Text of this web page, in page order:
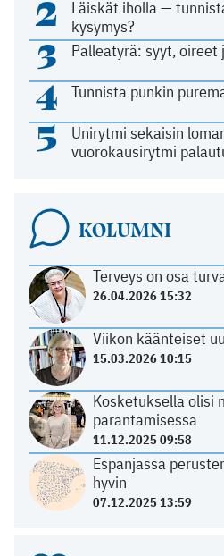
2
Läiskät iholla —
kysymys?
3 Palleatyrä: syyt, oireet
4 Tunnista punkin
5
Unirytmi sekaisin
vuorokausirytmi
KOLUMNI
Terveys on osa
26.04.2026 15:32
Viikon käänteiset
15.03.2026 10:15
Kosketuksella olisi
parantamisessa
11.12.2025 09:58
Espanjassa
hyvin
07.12.2025 13:59